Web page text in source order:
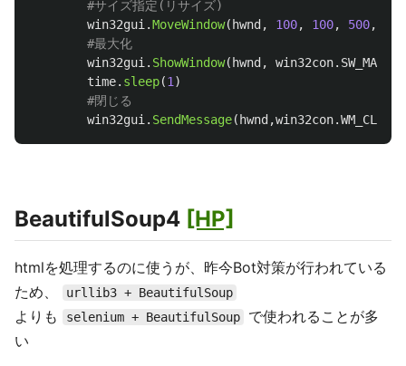
win32gui .MoveWindow( hwnd , 100, 100, 500,
win32gui . ShowWindow( hwnd , win32con.
time. sleep(1 )
win32gui . SendMessage( hwnd ,win32con.WM_CLOSE
BeautifulSoup4 [HP]
htmlを処理するのに使うが、昨今Bot対策が行われている
ため、
urllib3 + BeautifulSoup
よりも selenium + BeautifulSoup
で使われることが多
い